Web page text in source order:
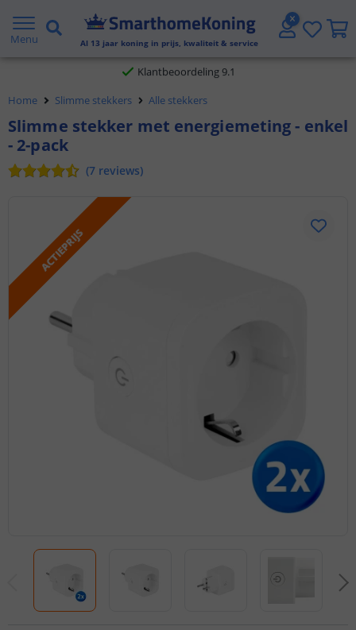
Menu Al 13 jaar koning in prijs, kwaliteit & service
Gratis verzending vanaf € 20,- NL en BE
Klantbeoordeling 9.1
Voor 23:45 uur besteld, morgen in huis
Home Slimme stekkers Alle stekkers
Slimme stekker met energiemeting - enkel
- 2-pack
(7 reviews)
ACTIEPRIJS